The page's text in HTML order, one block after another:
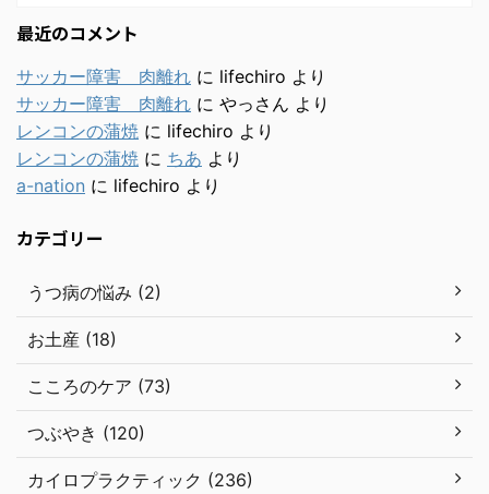
最近のコメント
サッカー障害 肉離れ に lifechiro より
サッカー障害 肉離れ に やっさん より
レンコンの蒲焼 に lifechiro より
レンコンの蒲焼 に ちあ より
a-nation に lifechiro より
カテゴリー
うつ病の悩み (2)
お土産 (18)
こころのケア (73)
つぶやき (120)
カイロプラクティック (236)